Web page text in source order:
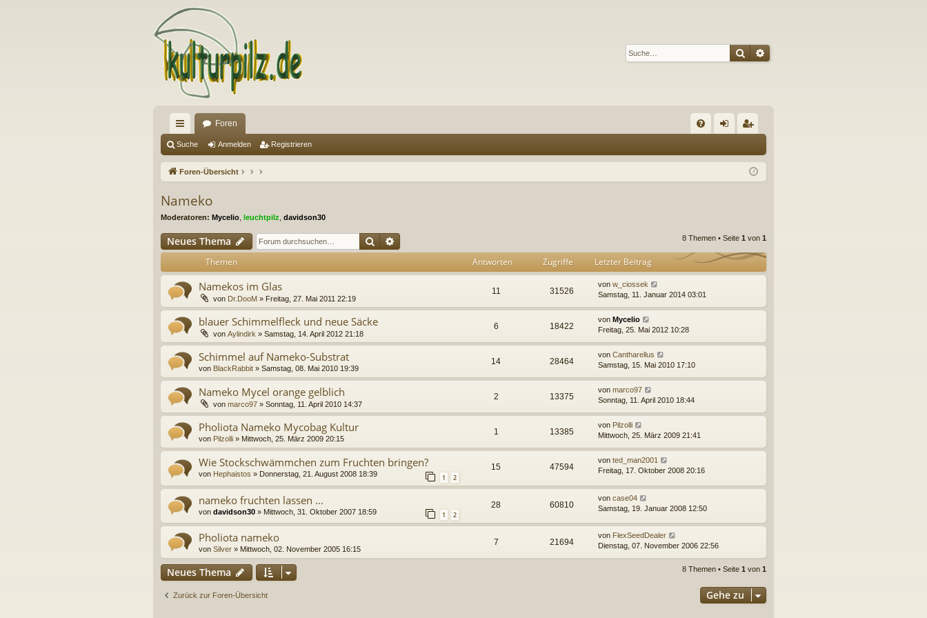
SucheErweiterte Suche
ch
ne
ug
Foren
Q m ist
Suche Anmelden Registrieren
Foren-Übersicht
Nameko
Moderatoren: Mycelio leuchtpilz davidson30
Neues Thema Suche 8 Themen • Seite 1 von 1
Themen Antworten Zugriffe Letzter Beitrag
Namekos im Glas
von Dr.DooM » Freitag, 27. Mai 2011 22:19
11 31526
von w_ciossek
Samstag, 11. Januar 2014 03:01
blauer Schimmelfleck und neue Säcke
von Aylindirk » Samstag, 14. April 2012 21:18
6 18422
von Mycelio
Freitag, 25. Mai 2012 10:28
Schimmel auf Nameko-Substrat
von BlackRabbit » Samstag, 08. Mai 2010 19:39
14 28464
von Cantharellus
Samstag, 15. Mai 2010 17:10
Nameko Mycel orange gelblich
von marco97 » Sonntag, 11. April 2010 14:37
2 13375
von marco97
Sonntag, 11. April 2010 18:44
Pholiota Nameko Mycobag Kultur
von Pilzolli » Mittwoch, 25. März 2009 20:15
1 13385
von Pilzolli
Mittwoch, 25. März 2009 21:41
Wie Stockschwämmchen zum Fruchten bringen?
von Hephaistos » Donnerstag, 21. August 2008 18:39 1 2
15 47594
von ted_man2001
Freitag, 17. Oktober 2008 20:16
nameko fruchten lassen ...
von davidson30 » Mittwoch, 31. Oktober 2007 18:59 1 2
28 60810
von case04
Samstag, 19. Januar 2008 12:50
Pholiota nameko
von Silver » Mittwoch, 02. November 2005 16:15
7 21694
von FlexSeedDealer
Dienstag, 07. November 2006 22:56
Neues Thema 8 Themen • Seite 1 von 1
Zurück zur Foren-Übersicht Gehe zu